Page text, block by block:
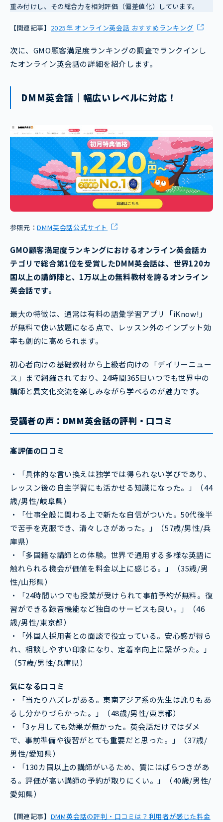
重み付けし、その総合力を相対評価（偏差値化）しています。
【関連記事】 2025年 オンライン英会話 おすすめランキング
次に、GMO顧客満足度ランキングの調査でランクインし
たオンライン英会話の詳細を紹介します。
DMM英会話｜幅広いレベルに対応！
参照元：DMM英会話公式サイト
GMO顧客満足度ランキングにおけるオンライン英会話カ
テゴリで総合第1位を受賞したDMM英会話は、世界120カ
国以上の講師陣と、1万以上の無料教材を誇るオンライン
英会話です。
最大の特徴は、通常は有料の語彙学習アプリ「iKnow!」
が無料で使い放題になる点で、レッスン外のインプット効
率も劇的に高められます。
初心者向けの基礎教材から上級者向けの「デイリーニュー
ス」まで網羅されており、24時間365日いつでも世界中の
講師と異文化交流を楽しみながら学べるのが魅力です。
受講者の声：DMM英会話の評判・口コミ
高評価の口コミ
・「具体的な言い換えは独学では得られない学びであり、
レッスン後の自主学習にも活かせる知識になった。」（44
歳/男性/岐阜県）
・「仕事全般に関わる上で新たな自信がついた。50代後半
で苦手を克服でき、清々しさがあった。」（57歳/男性/兵
庫県）
・「多国籍な講師との体験。世界で通用する多様な英語に
触れられる機会が価値を料金以上に感じる。」（35歳/男
性/山形県）
・「24時間いつでも授業が受けられて事前予約が無料。復
習ができる録音機能など独自のサービスも良い。」（46
歳/男性/東京都）
・「外国人採用者との面談で役立っている。安心感が得ら
れ、相談しやすい印象になり、定着率向上に繋がった。」
（57歳/男性/兵庫県）
気になる口コミ
・「当たりハズレがある。東南アジア系の先生は訛りもあ
るし分かりづらかった。」（48歳/男性/東京都）
・「3ヶ月しても効果が無かった。英会話だけではダメ
で、事前準備や復習がとても重要だと思った。」（37歳/
男性/愛知県）
・「130カ国以上の講師がいるため、質にはばらつきがあ
る。評価が高い講師の予約が取りにくい。」（40歳/男性/
愛知県）
【関連記事】 DMM英会話の評判・口コミは？利用者が感じた料金